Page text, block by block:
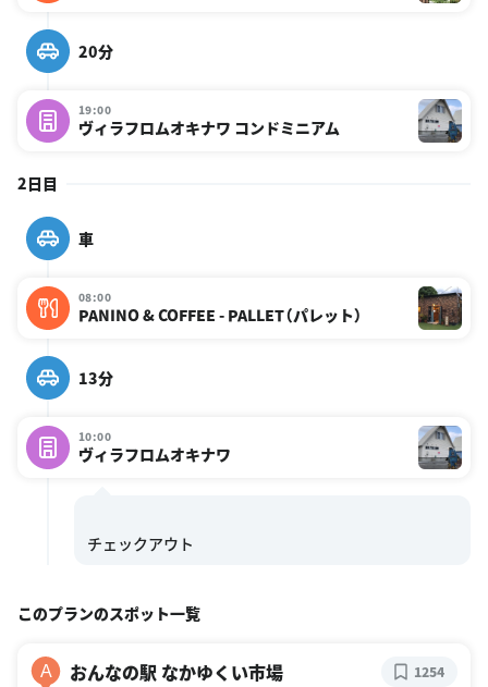
20分
19:00
ヴィラフロムオキナワ コンドミニアム
2日目
車
08:00
PANINO & COFFEE - PALLET（パレット）
13分
10:00
ヴィラフロムオキナワ
このプランのスポット一覧
A おんなの駅 なかゆくい市場 1254